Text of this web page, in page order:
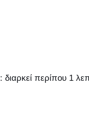
: διαρκεί περίπου 1